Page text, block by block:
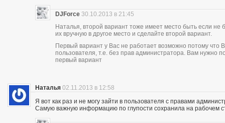
DJForce 30.10.2013 в 21:45
Наталья, второй вариант тоже имеет место быть если не
их вручную в другое место и сделайте второй вариант.
Первый вариант у Вас не работает возможно потому что
пользователя, т.е. без прав администратора. Вам нужно
первый вариант
Наталья 02.11.2013 в 12:58
Я вот как раз и не могу зайти в пользователя с правами
Самую важную информацию по глупости сохранила на рабочем